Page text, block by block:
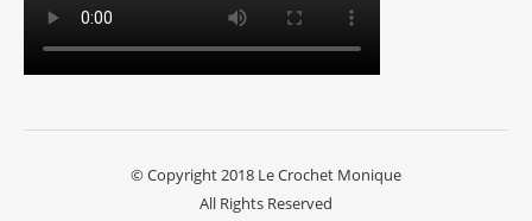
© Copyright 2018 Le Crochet Monique
All Rights Reserved